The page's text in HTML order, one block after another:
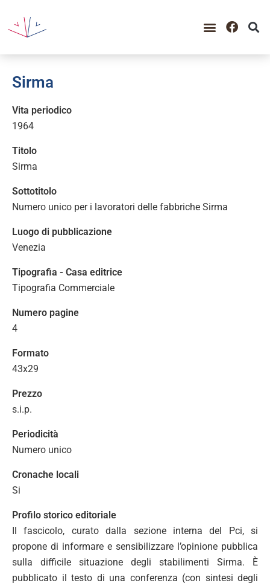
Sirma
Vita periodico
1964
Titolo
Sirma
Sottotitolo
Numero unico per i lavoratori delle fabbriche Sirma
Luogo di pubblicazione
Venezia
Tipografia - Casa editrice
Tipografia Commerciale
Numero pagine
4
Formato
43x29
Prezzo
s.i.p.
Periodicità
Numero unico
Cronache locali
Si
Profilo storico editoriale
Il fascicolo, curato dalla sezione interna del Pci, si
propone di informare e sensibilizzare l’opinione pubblica
sulla difficile situazione degli stabilimenti Sirma. È
pubblicato il testo di una conferenza (con sintesi degli